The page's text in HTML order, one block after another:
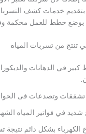
بتقديم خدمات كشف
بوضع خطط للعمل محكمة
تنتج من تسربات المياه
كبير في الدهانات
تشققات وتصدعات فى
شديد في فواتير المياه
الكهرباء بشكل دائم نتيجة